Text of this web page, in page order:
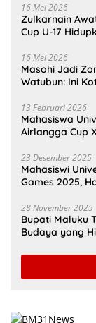
16 Mei 2026
Zulkarnain
Cup U-17
16 Mei 2026
Masohi Jadi
Watubun: Ini
13 Februari 2026
Mahasiswa
Airlangga Cup
23 Desember 2025
Mahasiswi
Games 2025,
28 November 2025
Bupati Maluku
Budaya yang